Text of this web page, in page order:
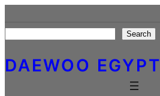
to
content
Search
DAEWOO EGYPT